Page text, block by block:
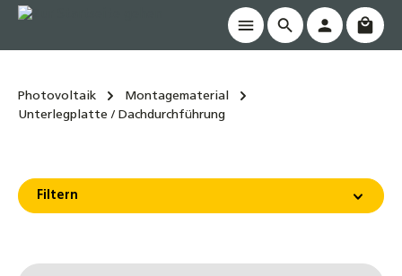
springen
Photovoltaik
Montagematerial
Unterlegplatte / Dachdurchführung
Filtern